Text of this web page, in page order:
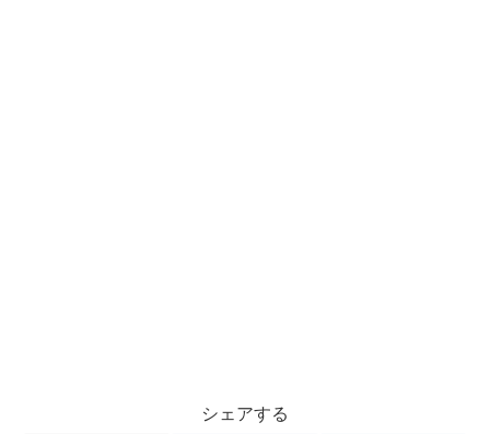
シェアする